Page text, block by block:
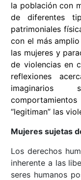
la población con
de diferentes
patrimoniales
con el más
las mujeres y
de violencias en
reflexiones
imaginarios
“legitiman” las
Mujeres sujetas
Los derechos
inherente a las
seres humanos